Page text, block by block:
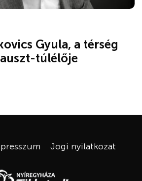
Gyula, a térség
túlélője
Jogi nyilatkozat